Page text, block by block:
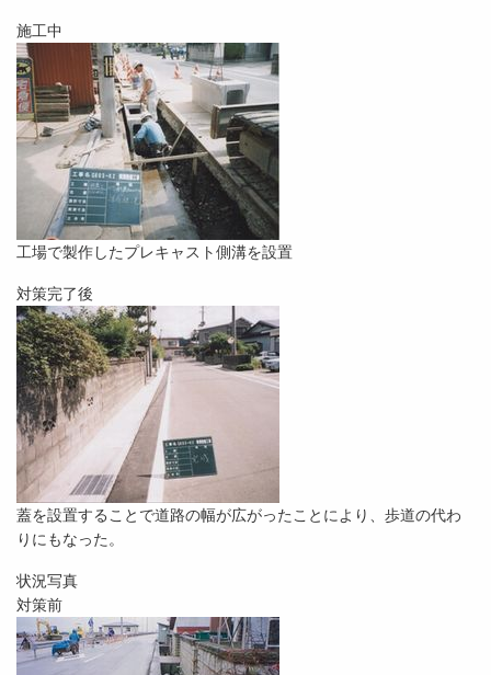
施工中
工場で製作したプレキャスト側溝を設置
対策完了後
蓋を設置することで道路の幅が広がったことにより、歩道の代わ
りにもなった。
状況写真
対策前